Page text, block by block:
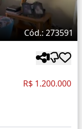
Cód.: 273591
R$ 1.200.000